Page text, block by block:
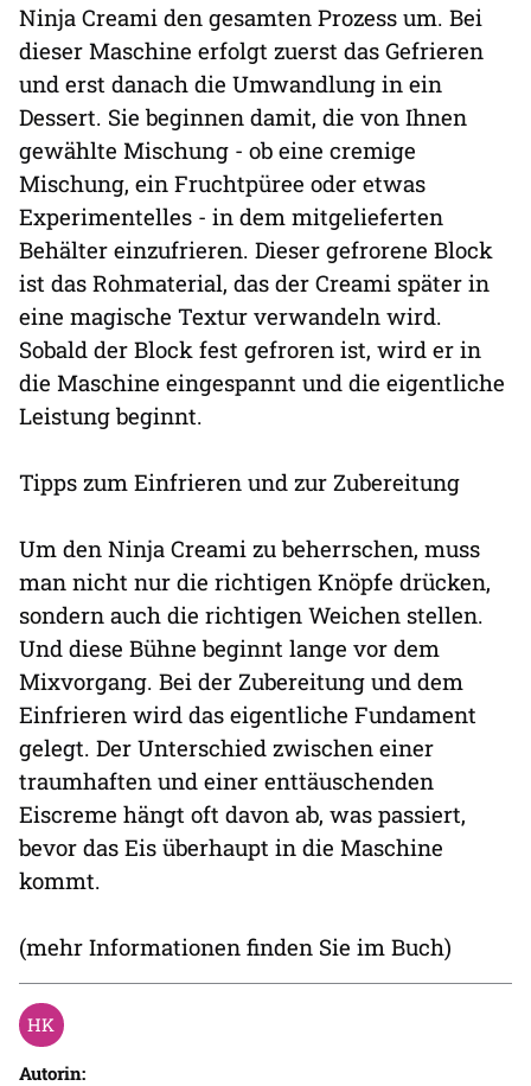
Ninja Creami den gesamten Prozess um. Bei
dieser Maschine erfolgt zuerst das Gefrieren
und erst danach die Umwandlung in ein
Dessert. Sie beginnen damit, die von Ihnen
gewählte Mischung - ob eine cremige
Mischung, ein Fruchtpüree oder etwas
Experimentelles - in dem mitgelieferten
Behälter einzufrieren. Dieser gefrorene Block
ist das Rohmaterial, das der Creami später in
eine magische Textur verwandeln wird.
Sobald der Block fest gefroren ist, wird er in
die Maschine eingespannt und die eigentliche
Leistung beginnt.
Tipps zum Einfrieren und zur Zubereitung
Um den Ninja Creami zu beherrschen, muss
man nicht nur die richtigen Knöpfe drücken,
sondern auch die richtigen Weichen stellen.
Und diese Bühne beginnt lange vor dem
Mixvorgang. Bei der Zubereitung und dem
Einfrieren wird das eigentliche Fundament
gelegt. Der Unterschied zwischen einer
traumhaften und einer enttäuschenden
Eiscreme hängt oft davon ab, was passiert,
bevor das Eis überhaupt in die Maschine
kommt.
(mehr Informationen finden Sie im Buch)
Autorin: